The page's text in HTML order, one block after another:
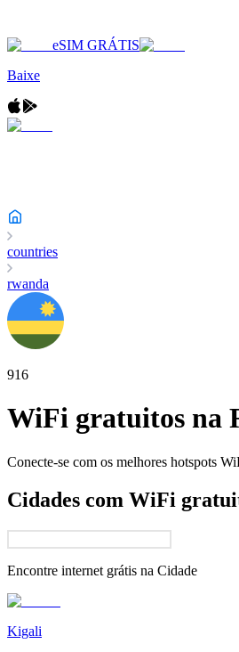
eSIM GRÁTIS
Baixe
countries
rwanda
916
WiFi gratuitos na
Conecte-se com os melhores hotspots
Cidades com WiFi
Encontre internet grátis na Cidade
Kigali